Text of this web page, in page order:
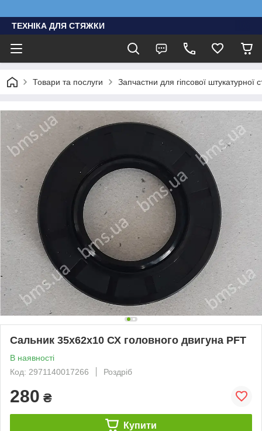
ТЕХНІКА ДЛЯ СТЯЖКИ
Товари та послуги Запчастни для гіпсової штукатурної
Сальник 35х62х10 СХ головного двигуна PFT
В наявності
Код: 2971140017266
Роздріб
280 ₴
Купити